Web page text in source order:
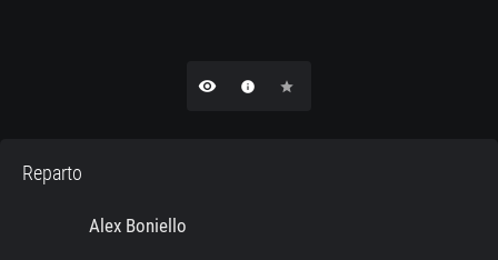
remove_red_eye info star
Reparto
Alex Boniello